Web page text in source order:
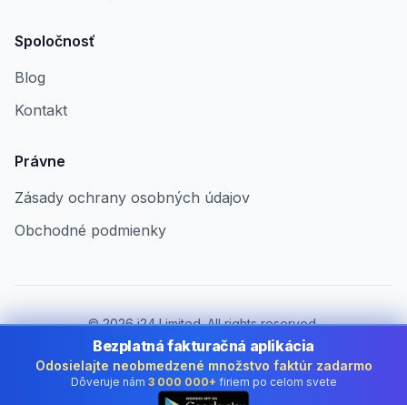
Spoločnosť
Blog
Kontakt
Právne
Zásady ochrany osobných údajov
Obchodné podmienky
©2026i24 Limited. All rights reserved.
Pre firmy v Slovakia
Zmeniť krajinu:
Slovakia
Bezplatná fakturačná aplikácia
Odosielajte neobmedzené množstvo faktúr zadarmo
Dôveruje nám 3 000 000+ firiem po celom svete